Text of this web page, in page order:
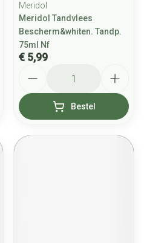
Meridol
Meridol Tandvlees
Bescherm&whiten. Tandp.
75ml Nf
€ 5,99
Bestel